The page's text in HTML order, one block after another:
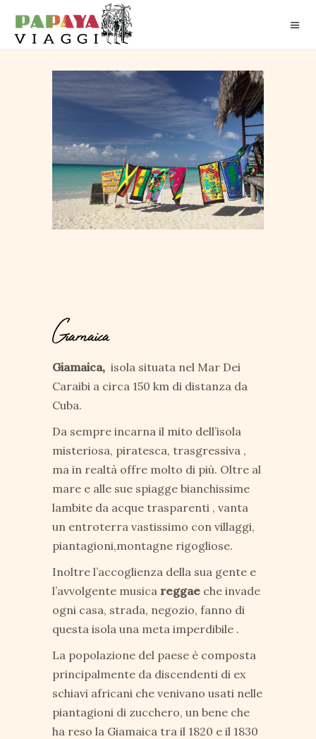
Giamaica
Giamaica, isola situata nel Mar Dei
Caraibi a circa 150 km di distanza da
Cuba.
Da sempre incarna il mito dell’isola
misteriosa, piratesca, trasgressiva ,
ma in realtà offre molto di più. Oltre al
mare e alle sue spiagge bianchissime
lambite da acque trasparenti , vanta
un entroterra vastissimo con villaggi,
piantagioni,montagne rigogliose.
Inoltre l’accoglienza della sua gente e
l’avvolgente musica reggae che invade
ogni casa, strada, negozio, fanno di
questa isola una meta imperdibile .
La popolazione del paese è composta
principalmente da discendenti di ex
schiavi africani che venivano usati nelle
piantagioni di zucchero, un bene che
ha reso la Giamaica tra il 1820 e il 1830